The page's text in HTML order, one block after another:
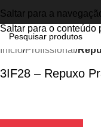
Saltar para a
Saltar para o conteúdo
Ver vídeo Clique para
Início Profissional
3IF28 – Repuxo